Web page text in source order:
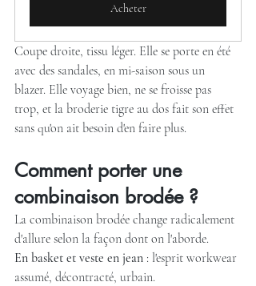
Acheter
Coupe droite, tissu léger. Elle se porte en été
avec des sandales, en mi-saison sous un
blazer. Elle voyage bien, ne se froisse pas
trop, et la broderie tigre au dos fait son effet
sans qu'on ait besoin d'en faire plus.
Comment porter une
combinaison brodée ?
La combinaison brodée change radicalement
d'allure selon la façon dont on l'aborde.
En basket et veste en jean : l'esprit workwear
assumé, décontracté, urbain.